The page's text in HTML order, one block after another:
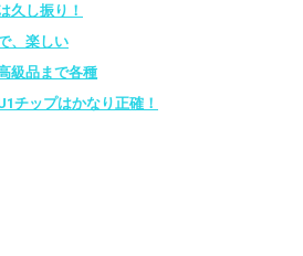
久し振り！
、楽しい
級品まで各種
チップはかなり正確！